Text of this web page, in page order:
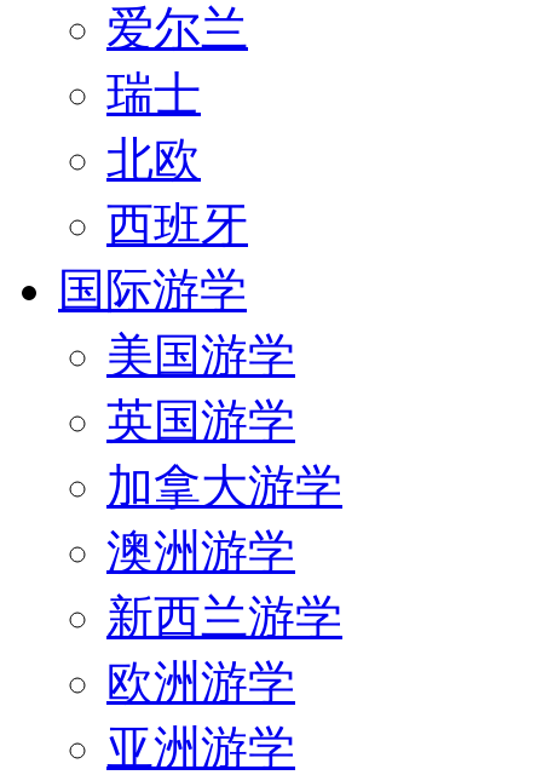
爱尔兰
瑞士
北欧
西班牙
国际游学
美国游学
英国游学
加拿大游学
澳洲游学
新西兰游学
欧洲游学
亚洲游学